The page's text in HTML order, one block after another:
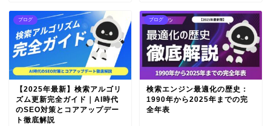
ブログ
【2025年最新】検索アルゴリ
ズム更新完全ガイド｜AI時代
のSEO対策とコアアップデー
ト徹底解説
ブログ
検索エンジン最適化の歴史：
1990年から2025年までの完
全年表